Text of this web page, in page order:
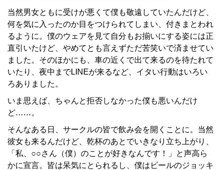
当然男女ともに受けが悪くて僕も敬遠していたんだけど、
何を気に入ったのか目をつけられてしまい、付きまとわれ
るように。僕のウェアを見て自分もお揃いにする姿には正
直引いたけど、やめてとも言えずただ苦笑いで済ませてい
ました。そのほかにも、車の近くで出て来るのを待たれて
いたり、夜中までLINEが来るなど、イタい行動はいろい
ろありました。
いま思えば、ちゃんと拒否しなかった僕も悪いんだけ
ど……。
そんなある日、サークルの皆で飲み会を開くことに。当然
彼女も来るんだけど、乾杯のあとでいきなり立ち上がり、
「私、○○さん（僕）のことが好きなんです！」と声高ら
かに宣言。皆は呆気にとられるし、僕はビールのジョッキ